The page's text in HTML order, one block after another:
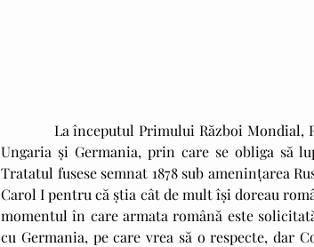
Ungaria și Germania, prin care se obliga să
Tratatul fusese semnat 1878 sub amenințarea
Carol I pentru că știa cât de mult își doreau
momentul în care armata română este
cu Germania, pe care vrea să o respecte, dar